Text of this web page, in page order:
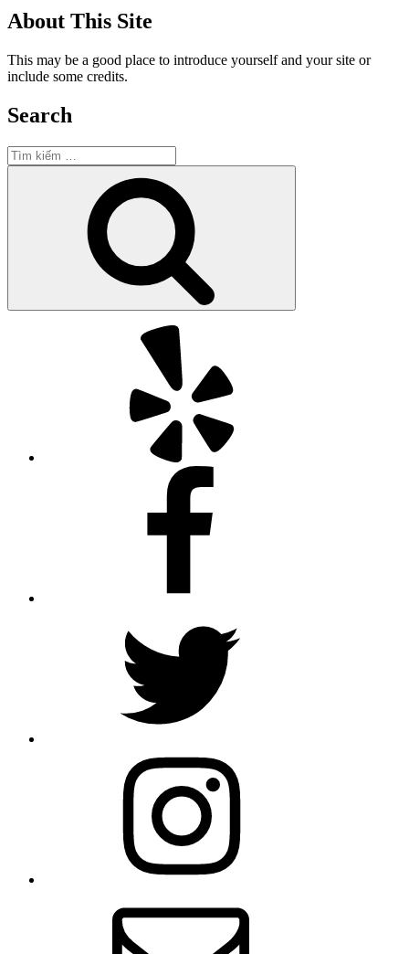
About This Site
This may be a good place to introduce yourself and your site or
include some credits.
Search
Tìm
kiếm: